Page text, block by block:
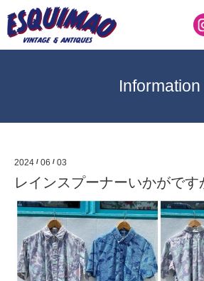
Information
2024 / 06 / 03
レインスプーナーいかがです